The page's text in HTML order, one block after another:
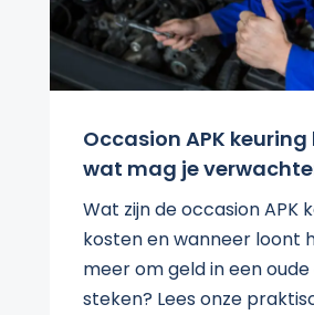
Occasion APK keuring
wat mag je
Wat zijn de occasion APK
kosten en wanneer loont
meer om geld in een
steken? Lees onze